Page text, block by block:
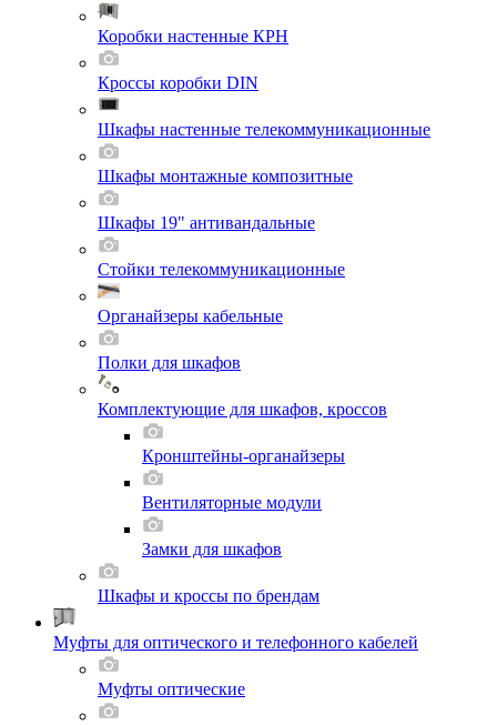
Коробки настенные КРН
Кроссы коробки DIN
Шкафы настенные телекоммуникационные
Шкафы монтажные композитные
Шкафы 19" антивандальные
Стойки телекоммуникационные
Органайзеры кабельные
Полки для шкафов
Комплектующие для шкафов, кроссов
Кронштейны-органайзеры
Вентиляторные модули
Замки для шкафов
Шкафы и кроссы по брендам
Муфты для оптического и телефонного кабелей
Муфты оптические